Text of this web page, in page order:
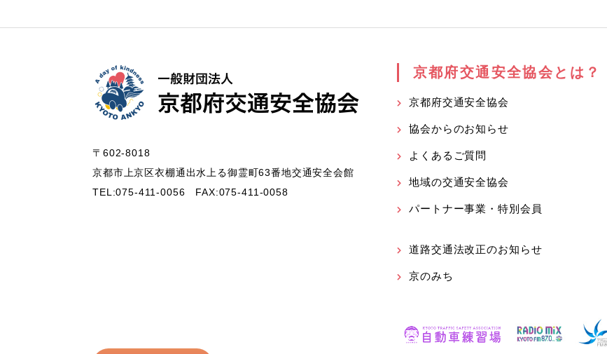
〒602-8018
京都市上京区衣棚通出水上る御霊町63番地交通安全会館
TEL:075-411-0056 FAX:075-411-0058
京都府交通安全協会とは？
京都府交通安全協会
協会からのお知らせ
よくあるご質問
地域の交通安全協会
パートナー事業・特別会員
道路交通法改正のお知らせ
京のみち